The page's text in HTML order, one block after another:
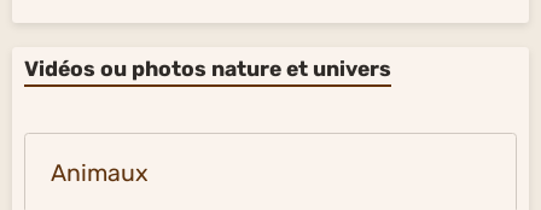
Vidéos ou photos nature et univers
Animaux